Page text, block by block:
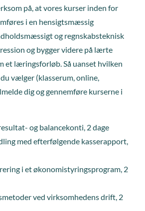
på, at vores kurser inden for
i en hensigtsmæssig
og regnskabsteknisk
og bygger videre på lærte
et læringsforløb. Så uanset hvilken
vælger (klasserum, online,
dig og gennemføre kurserne i
og balancekonti, 2 dage
med efterfølgende kasserapport,
i et økonomistyringsprogram, 2
ved virksomhedens drift, 2